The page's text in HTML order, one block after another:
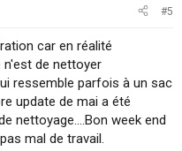
#5
car en réalité
n'est de nettoyer
ressemble parfois à un sac
update de mai a été
nettoyage....Bon week end
mal de travail.